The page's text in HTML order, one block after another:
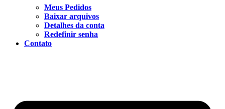
Meus Pedidos
Baixar arquivos
Detalhes da conta
Redefinir senha
Contato